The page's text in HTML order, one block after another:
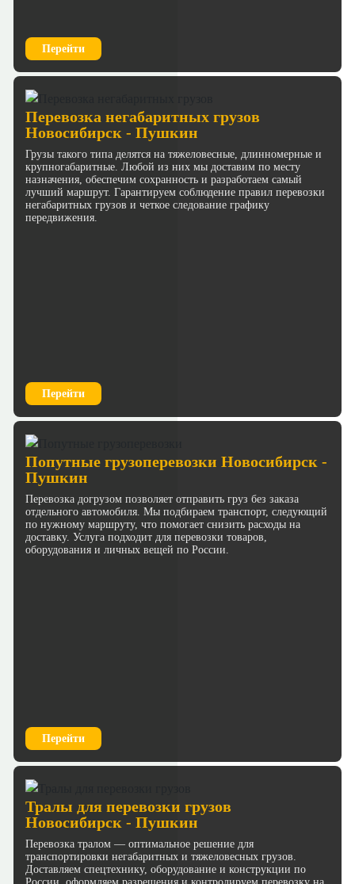
Перейти
Перевозка негабаритных грузов
Новосибирск - Пушкин
Грузы такого типа делятся на тяжеловесные, длинномерные и
крупногабаритные. Любой из них мы доставим по месту
назначения, обеспечим сохранность и разработаем самый
лучший маршрут. Гарантируем соблюдение правил перевозки
негабаритных грузов и четкое следование графику
передвижения.
Перейти
Попутные грузоперевозки Новосибирск -
Пушкин
Перевозка догрузом позволяет отправить груз без заказа
отдельного автомобиля. Мы подбираем транспорт, следующий
по нужному маршруту, что помогает снизить расходы на
доставку. Услуга подходит для перевозки товаров,
оборудования и личных вещей по России.
Перейти
Тралы для перевозки грузов
Новосибирск - Пушкин
Перевозка тралом — оптимальное решение для
транспортировки негабаритных и тяжеловесных грузов.
Доставляем спецтехнику, оборудование и конструкции по